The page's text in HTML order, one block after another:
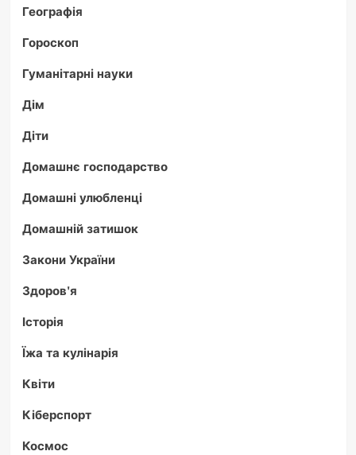
Географія
Гороскоп
Гуманітарні науки
Дім
Діти
Домашнє господарство
Домашні улюбленці
Домашній затишок
Закони України
Здоров'я
Історія
Їжа та кулінарія
Квіти
Кіберспорт
Космос